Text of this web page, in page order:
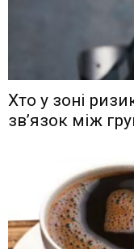
Хто у зоні
зв’язок між